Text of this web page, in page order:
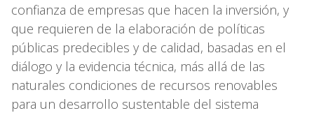
confianza de empresas que hacen la inversión, y
que requieren de la elaboración de políticas
públicas predecibles y de calidad, basadas en el
diálogo y la evidencia técnica, más allá de las
naturales condiciones de recursos renovables
para un desarrollo sustentable del sistema